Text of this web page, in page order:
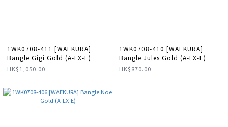
1WK0708-411 [WAEKURA]
Bangle Gigi Gold (A-LX-E)
HK$1,050.00
1WK0708-410 [WAEKURA]
Bangle Jules Gold (A-LX-E)
HK$870.00